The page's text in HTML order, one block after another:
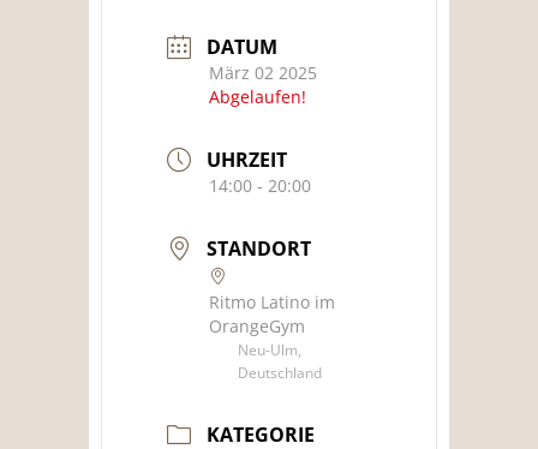
DATUM
März 02 2025
Abgelaufen!
UHRZEIT
14:00 - 20:00
STANDORT
Ritmo Latino im
OrangeGym
Neu-Ulm,
Deutschland
KATEGORIE